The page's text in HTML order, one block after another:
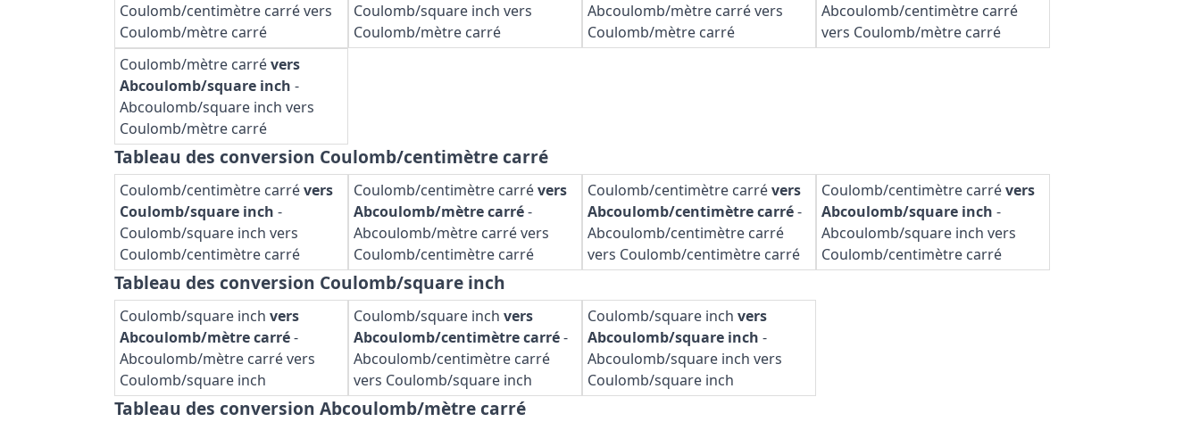
Coulomb/centimètre carré vers
Coulomb/mètre carré
Coulomb/square inch vers
Coulomb/mètre carré
Abcoulomb/mètre carré vers
Coulomb/mètre carré
Abcoulomb/centimètre carré
vers Coulomb/mètre carré
Coulomb/mètre carrévers
Abcoulomb/square inch -
Abcoulomb/square inch vers
Coulomb/mètre carré
Tableau des conversion Coulomb/centimètre carré
Coulomb/centimètre carrévers
Coulomb/square inch -
Coulomb/square inch vers
Coulomb/centimètre carré
Coulomb/centimètre carrévers
Abcoulomb/mètre carré-
Abcoulomb/mètre carré vers
Coulomb/centimètre carré
Coulomb/centimètre carrévers
Abcoulomb/centimètre carré-
Abcoulomb/centimètre carré
vers Coulomb/centimètre carré
Coulomb/centimètre carrévers
Abcoulomb/square inch -
Abcoulomb/square inch vers
Coulomb/centimètre carré
Tableau des conversion Coulomb/square inch
Coulomb/square inch vers
Abcoulomb/mètre carré-
Abcoulomb/mètre carré vers
Coulomb/square inch
Coulomb/square inch vers
Abcoulomb/centimètre carré-
Abcoulomb/centimètre carré
vers Coulomb/square inch
Coulomb/square inch vers
Abcoulomb/square inch -
Abcoulomb/square inch vers
Coulomb/square inch
Tableau des conversion Abcoulomb/mètre carré